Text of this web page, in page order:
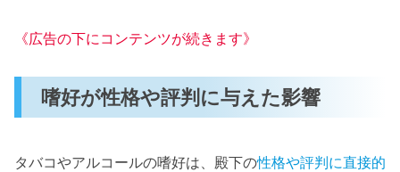
《広告の下にコンテンツが続きます》
嗜好が性格や評判に与えた影響
タバコやアルコールの嗜好は、殿下の性格や評判に直接的